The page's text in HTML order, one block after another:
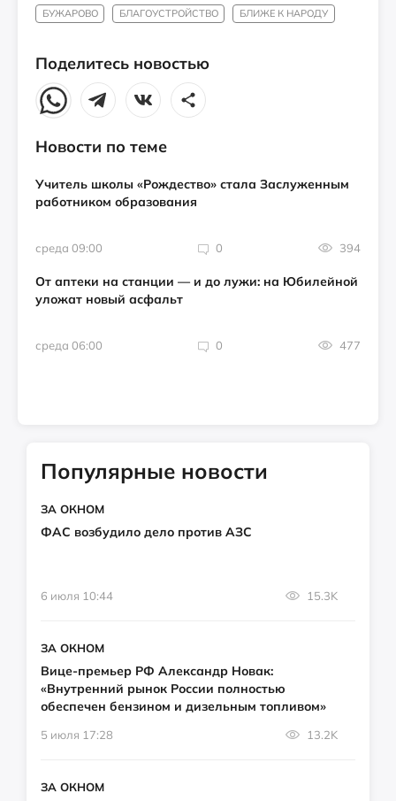
БУЖАРОВО БЛАГОУСТРОЙСТВО БЛИЖЕ К НАРОДУ
Поделитесь новостью
Новости по теме
Учитель школы «Рождество» стала Заслуженным
работником образования
среда 09:00 0 394
От аптеки на станции — и до лужи: на Юбилейной
уложат новый асфальт
среда 06:00 0 477
Популярные новости
ЗА ОКНОМ
ФАС возбудило дело против АЗС
6 июля 10:44 15.3K
ЗА ОКНОМ
Вице-премьер РФ Александр Новак:
«Внутренний рынок России полностью
обеспечен бензином и дизельным топливом»
5 июля 17:28 13.2K
ЗА ОКНОМ